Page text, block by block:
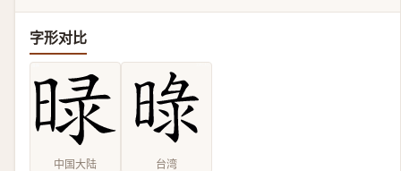
字形对比
中国大陆 台湾